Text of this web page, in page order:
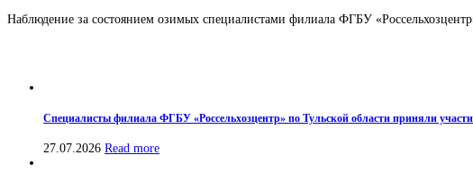
Наблюдение за состоянием озимых специалистами филиала ФГБУ
Специалисты филиала ФГБУ «Россельхозцентр» по Тульской области приняли
27.07.2026 Read more